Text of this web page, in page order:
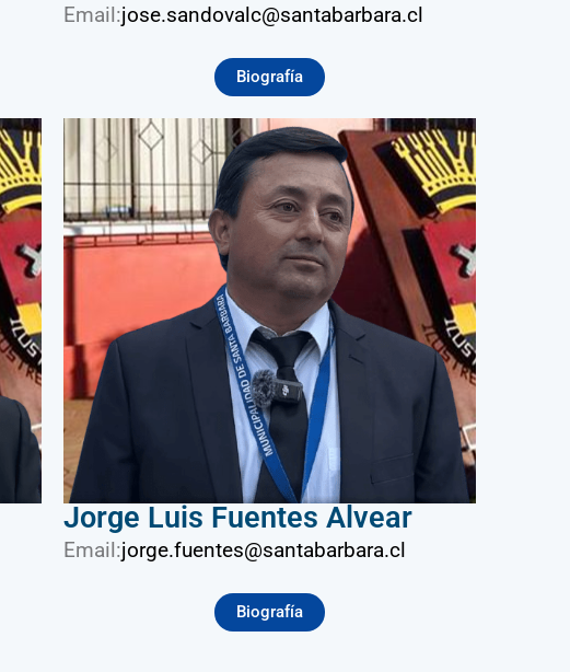
Email:jose.sandovalc@santabarbara.cl
Biografía
Jorge Luis Fuentes Alvear
Email:jorge.fuentes@santabarbara.cl
Biografía